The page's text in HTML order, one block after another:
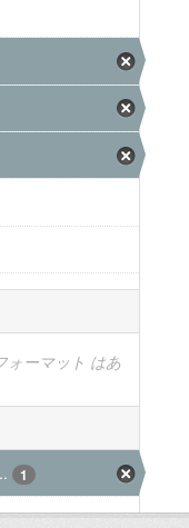
ォーマット はあ
1